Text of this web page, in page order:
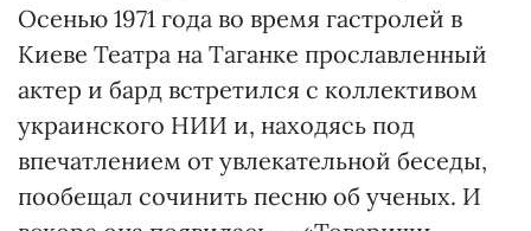
Осенью 1971 года во время гастролей в
Киеве Театра на Таганке прославленный
актер и бард встретился с коллективом
украинского НИИ и, находясь под
впечатлением от увлекательной беседы,
пообещал сочинить песню об ученых. И